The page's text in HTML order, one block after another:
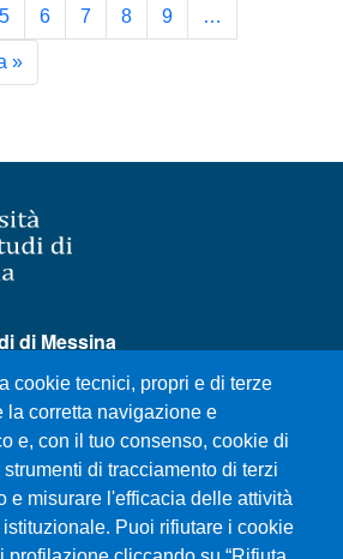
5 6 7 8 9 …
»Ultima pagina
cookie tecnici, propri e di terze
la corretta navigazione e
e, con il tuo consenso, cookie di
di tracciamento di terzi
e misurare l'efficacia delle attività
Puoi rifiutare i cookie
di Messina
Messina